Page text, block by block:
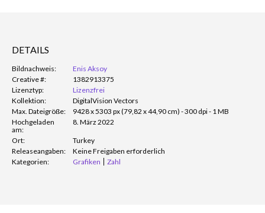
DETAILS
Bildnachweis:
Enis Aksoy
Creative #:
1382913375
Lizenztyp:
Lizenzfrei
Kollektion:
DigitalVision Vectors
Max. Dateigröße:
9428 x 5303 px (79,82 x 44,90 cm) - 300 dpi - 1 MB
Hochgeladen
am:
8. März 2022
Ort:
Turkey
Releaseangaben:
Keine Freigaben erforderlich
Kategorien:
Grafiken Zahl